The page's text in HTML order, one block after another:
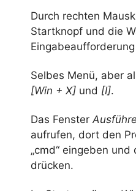
Durch rechten
Startknopf und die
Eingabeaufforderung
Selbes Menü, aber
[Win + X] und [I].
Das Fenster
aufrufen, dort den
„cmd“ eingeben
drücken.